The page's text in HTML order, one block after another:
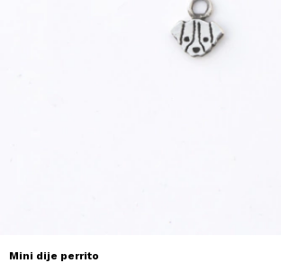
Mini dije perrito